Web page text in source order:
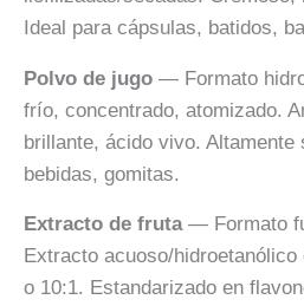
Ideal para cápsulas, batidos,
Polvo de jugo — Formato
frío, concentrado, atomizado.
brillante, ácido vivo. Altamente
bebidas, gomitas.
Extracto de fruta— Formato
Extracto acuoso/
o 10:1. Estandarizado en